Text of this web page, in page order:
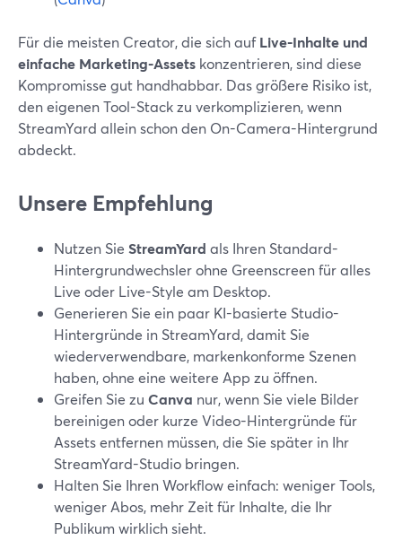
Für die meisten Creator, die sich aufLive-Inhalte und
einfache Marketing-Assets konzentrieren, sind diese
Kompromisse gut handhabbar. Das größere Risiko ist,
den eigenen Tool-Stack zu verkomplizieren, wenn
StreamYard allein schon den On-Camera-Hintergrund
abdeckt.
Unsere Empfehlung
Nutzen Sie StreamYard als Ihren Standard-
Hintergrundwechsler ohne Greenscreen für alles
Live oder Live-Style am Desktop.
Generieren Sie ein paar KI-basierte Studio-
Hintergründe in StreamYard, damit Sie
wiederverwendbare, markenkonforme Szenen
haben, ohne eine weitere App zu öffnen.
Greifen Sie zu Canva nur, wenn Sie viele Bilder
bereinigen oder kurze Video-Hintergründe für
Assets entfernen müssen, die Sie später in Ihr
StreamYard-Studio bringen.
Halten Sie Ihren Workflow einfach: weniger Tools,
weniger Abos, mehr Zeit für Inhalte, die Ihr
Publikum wirklich sieht.